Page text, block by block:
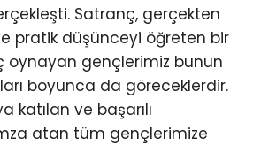
Satranç, gerçekten
pratik düşünceyi öğreten bir
oynayan gençlerimiz bunun
boyunca da göreceklerdir.
katılan ve başarılı
atan tüm gençlerimize